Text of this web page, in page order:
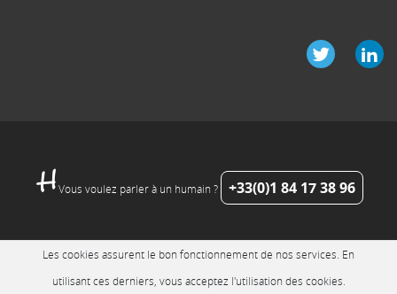
Vous voulez parler à un humain ? +33(0)1 84 17 38 96
Les cookies assurent le bon fonctionnement de nos services. En
utilisant ces derniers, vous acceptez l'utilisation des cookies.